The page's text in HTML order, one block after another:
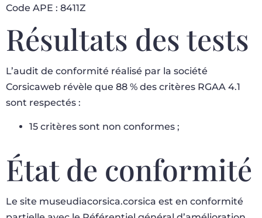
Code APE : 8411Z
Résultats des tests
L’audit de conformité réalisé par la société
Corsicaweb révèle que 88 % des critères RGAA 4.1
sont respectés :
15 critères sont non conformes ;
État de conformité
Le site museudiacorsica.corsica est en conformité